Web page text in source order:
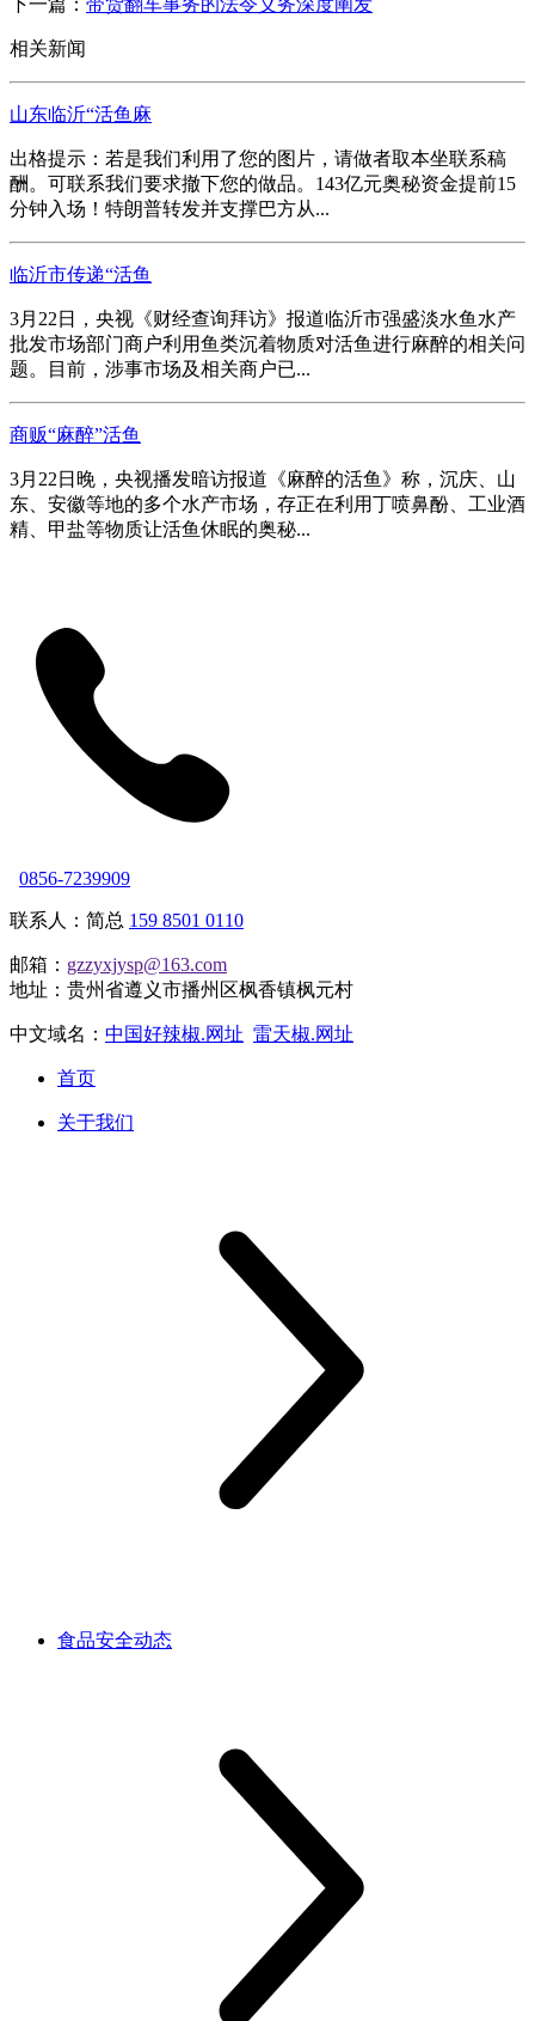
下一篇： 带货翻车事务的法令义务深度阐发
相关新闻
山东临沂“活鱼麻
出格提示：若是我们利用了您的图片，请做者取本坐联系稿
酬。可联系我们要求撤下您的做品。143亿元奥秘资金提前15
分钟入场！特朗普转发并支撑巴方从...
临沂市传递“活鱼
3月22日，央视《财经查询拜访》报道临沂市强盛淡水鱼水产
批发市场部门商户利用鱼类沉着物质对活鱼进行麻醉的相关问
题。目前，涉事市场及相关商户已...
商贩“麻醉”活鱼
3月22日晚，央视播发暗访报道《麻醉的活鱼》称，沉庆、山
东、安徽等地的多个水产市场，存正在利用丁喷鼻酚、工业酒
精、甲盐等物质让活鱼休眠的奥秘...
0856-7239909
联系人：简总 159 8501 0110
邮箱： gzzyxjysp@163.com
地址：贵州省遵义市播州区枫香镇枫元村
中文域名： 中国好辣椒.网址 雷天椒.网址
首页
关于我们
食品安全动态